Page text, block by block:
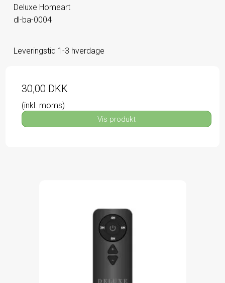
Deluxe Homeart
dl-ba-0004
Leveringstid 1-3 hverdage
30,00 DKK
(inkl. moms)
Vis produkt